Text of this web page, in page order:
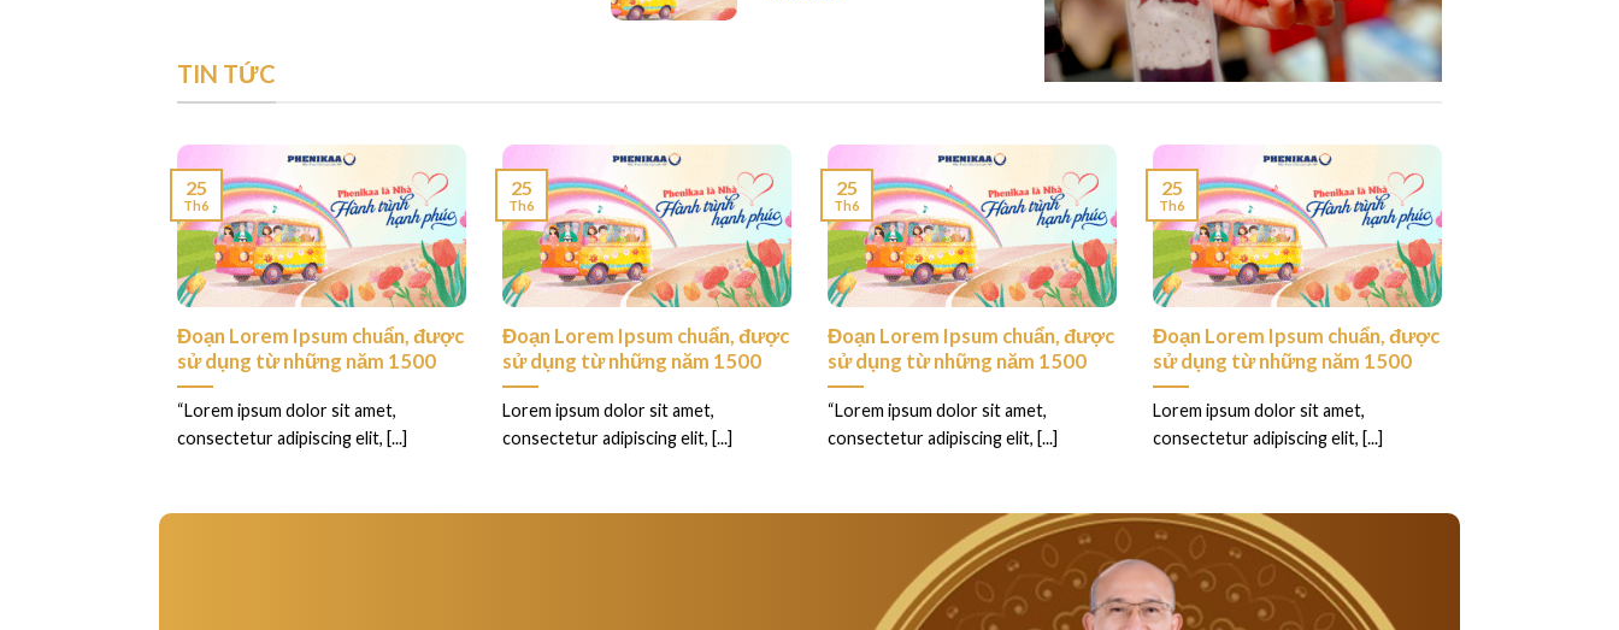
TIN TỨC
Đoạn Lorem Ipsum chuẩn, được
sử dụng từ những năm 1500
“Lorem ipsum dolor sit amet,
consectetur adipiscing elit, [...]
25
Th6
Đoạn Lorem Ipsum chuẩn, được
sử dụng từ những năm 1500
Lorem ipsum dolor sit amet,
consectetur adipiscing elit, [...]
25
Th6
Đoạn Lorem Ipsum chuẩn, được
sử dụng từ những năm 1500
“Lorem ipsum dolor sit amet,
consectetur adipiscing elit, [...]
25
Th6
Đoạn Lorem Ipsum chuẩn, được
sử dụng từ những năm 1500
Lorem ipsum dolor sit amet,
consectetur adipiscing elit, [...]
25
Th6